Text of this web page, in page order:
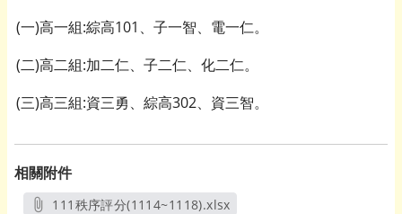
(一)高一組:綜高101、子一智、電一仁。
(二)高二組:加二仁、子二仁、化二仁。
(三)高三組:資三勇、綜高302、資三智。
相關附件
111秩序評分(1114~1118).xlsx